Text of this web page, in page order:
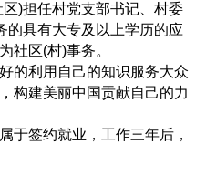
)担任村党支部书记、村委
的具有大专及以上学历的应
社区(村)事务。
的利用自己的知识服务大众
构建美丽中国贡献自己的力
于签约就业，工作三年后，